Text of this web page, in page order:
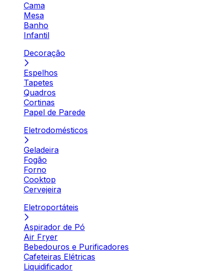
Cama
Mesa
Banho
Infantil
Decoração
Espelhos
Tapetes
Quadros
Cortinas
Papel de Parede
Eletrodomésticos
Geladeira
Fogão
Forno
Cooktop
Cervejeira
Eletroportáteis
Aspirador de Pó
Air Fryer
Bebedouros e Purificadores
Cafeteiras Elétricas
Liquidificador